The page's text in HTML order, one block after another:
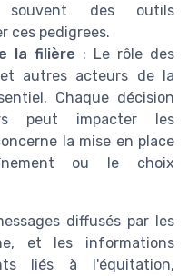
souvent des outils
ces pedigrees.
la filière : Le rôle des
et autres acteurs de la
Chaque décision
peut impacter les
la mise en place
ou le choix
diffusés par les
et les informations
liés à l'équitation,